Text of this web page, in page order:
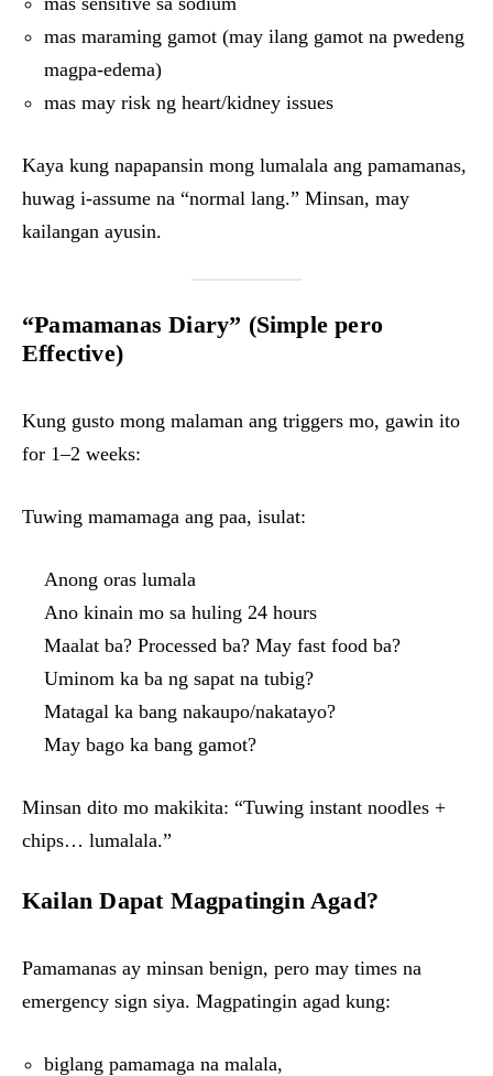
mas maraming gamot (may ilang gamot na pwedeng
magpa-edema)
mas may risk ng heart/kidney issues
Kaya kung napapansin mong lumalala ang pamamanas,
huwag i-assume na “normal lang.” Minsan, may
kailangan ayusin.
“Pamamanas Diary” (Simple pero
Effective)
Kung gusto mong malaman ang triggers mo, gawin ito
for 1–2 weeks:
Tuwing mamamaga ang paa, isulat:
Anong oras lumala
Ano kinain mo sa huling 24 hours
Maalat ba? Processed ba? May fast food ba?
Uminom ka ba ng sapat na tubig?
Matagal ka bang nakaupo/nakatayo?
May bago ka bang gamot?
Minsan dito mo makikita: “Tuwing instant noodles +
chips… lumalala.”
Kailan Dapat Magpatingin Agad?
Pamamanas ay minsan benign, pero may times na
emergency sign siya. Magpatingin agad kung:
biglang pamamaga na malala,